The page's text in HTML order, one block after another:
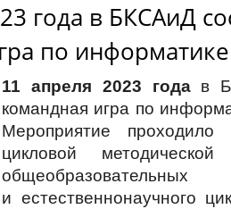
года в БКСАиД
по
11 апреля 2023 года в
командная игра по
Мероприятие
цикловой
естественнонаучного